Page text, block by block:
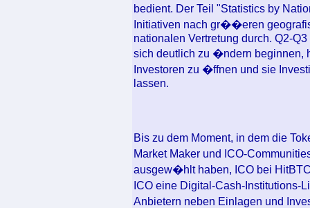
bedient. Der Teil "Statistics by
Initiativen nach gr��eren
nationalen Vertretung durch. Q2-
sich deutlich zu �ndern beginnen,
Investoren zu �ffnen und sie
lassen.
Bis zu dem Moment, in dem die
Market Maker und ICO-
ausgew�hlt haben, ICO bei
ICO eine Digital-Cash-Institutions-
Anbietern neben Einlagen und